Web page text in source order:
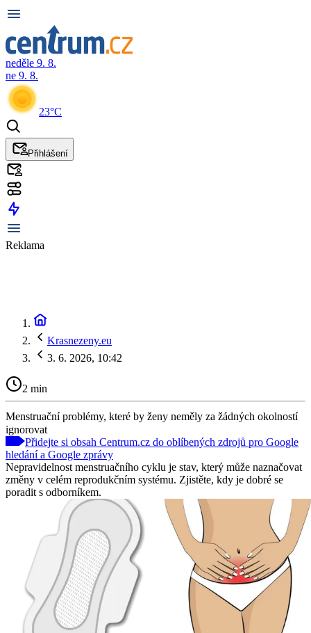
neděle 9. 8.
ne 9. 8.
23°C
Přihlášení
Reklama
Krasnezeny.eu
3. 6. 2026, 10:42
2 min
Menstruační problémy, které by ženy neměly za žádných okolností
ignorovat
Přidejte si obsah Centrum.cz do oblíbených zdrojů pro Google
hledání a Google zprávy
Nepravidelnost menstruačního cyklu je stav, který může naznačovat
změny v celém reprodukčním systému. Zjistěte, kdy je dobré se
poradit s odborníkem.